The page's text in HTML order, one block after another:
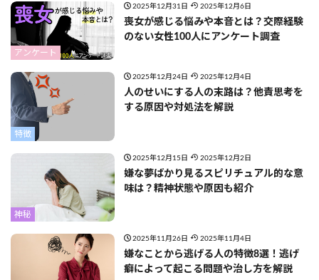
アンケート
2025年12月31日 2025年12月6日
喪女が感じる悩みや本音とは？交際経験
のない女性100人にアンケート調査
特徴
2025年12月24日 2025年12月4日
人のせいにする人の末路は？他責思考を
する原因や対処法を解説
神秘
2025年12月15日 2025年12月2日
嫌な夢ばかり見るスピリチュアル的な意
味は？精神状態や原因も紹介
2025年11月26日 2025年11月4日
嫌なことから逃げる人の特徴8選！逃げ
癖によって起こる問題や治し方を解説